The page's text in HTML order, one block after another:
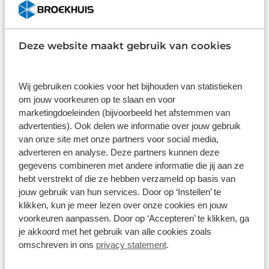
Deze website maakt gebruik van cookies
Wij gebruiken cookies voor het bijhouden van statistieken
om jouw voorkeuren op te slaan en voor
marketingdoeleinden (bijvoorbeeld het afstemmen van
advertenties). Ook delen we informatie over jouw gebruik
van onze site met onze partners voor social media,
adverteren en analyse. Deze partners kunnen deze
gegevens combineren met andere informatie die jij aan ze
hebt verstrekt of die ze hebben verzameld op basis van
jouw gebruik van hun services. Door op ‘Instellen’ te
klikken, kun je meer lezen over onze cookies en jouw
voorkeuren aanpassen. Door op ‘Accepteren’ te klikken, ga
je akkoord met het gebruik van alle cookies zoals
omschreven in ons privacy statement.
Wat klanten over ons zeggen
5 1168 reviews
4 290 reviews
3 61 reviews
41 reviews
1 26 reviews
Bekijk alle reviews